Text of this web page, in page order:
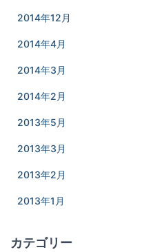
2014年12月
2014年4月
2014年3月
2014年2月
2013年5月
2013年3月
2013年2月
2013年1月
カテゴリー